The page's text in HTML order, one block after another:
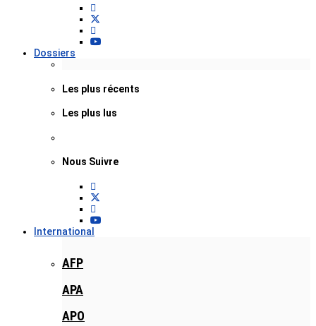
Dossiers
Les plus récents
Les plus lus
Nous Suivre
International
AFP
APA
APO